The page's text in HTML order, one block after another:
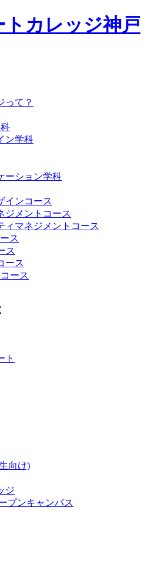
トカレッジ神戸
って？
ン学科
ーション学科
インコース
ジメントコース
ィマネジメントコース
ス
ス
ース
ース
ト
向け)
ジ
プンキャンパス